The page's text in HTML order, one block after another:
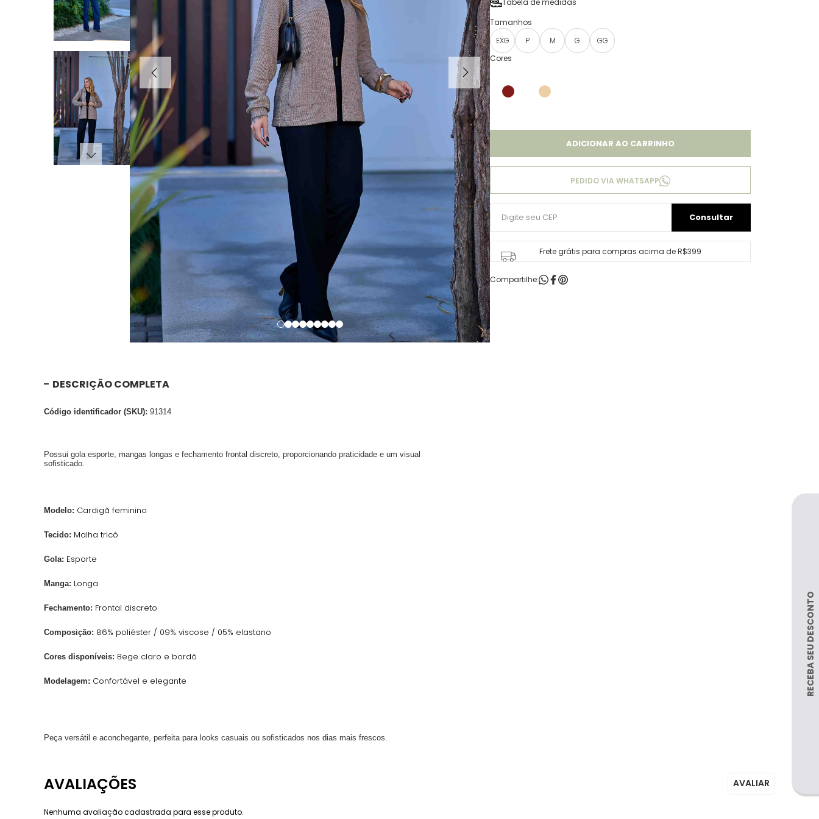
Tabela de medidas
EXG P M G GG
ADICIONAR AO CARRINHO
PEDIDO VIA WHATSAPP
Frete grátis para compras acima de R$399
Compartilhe:
DESCRIÇÃO COMPLETA
Código identificador (SKU): 91314
Possui gola esporte, mangas longas e fechamento frontal discreto, proporcionando praticidade e um visual
sofisticado.
Modelo: Cardigã feminino
Tecido: Malha tricô
Gola: Esporte
Manga: Longa
Fechamento: Frontal discreto
Composição: 86% poliéster / 09% viscose / 05% elastano
Cores disponíveis: Bege claro e bordô
Modelagem: Confortável e elegante
Peça versátil e aconchegante, perfeita para looks casuais ou sofisticados nos dias mais frescos.
Nenhuma avaliação cadastrada para esse produto.